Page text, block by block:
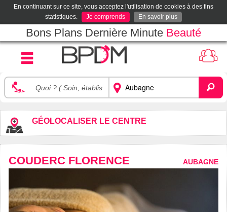
En continuant sur ce site, vous acceptez l'utilisation de cookies à des fins
statistiques.
Je comprends En savoir plus
Bons Plans Dernière Minute Beauté
GÉOLOCALISER LE CENTRE
COUDERC FLORENCE AUBAGNE